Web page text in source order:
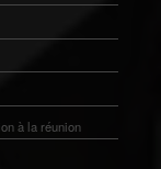
à la réunion